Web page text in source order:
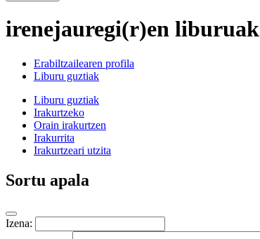
irenejauregi(r)en liburuak
Erabiltzailearen profila
Liburu guztiak
Liburu guztiak
Irakurtzeko
Orain irakurtzen
Irakurrita
Irakurtzeari utzita
Sortu apala
Izena: